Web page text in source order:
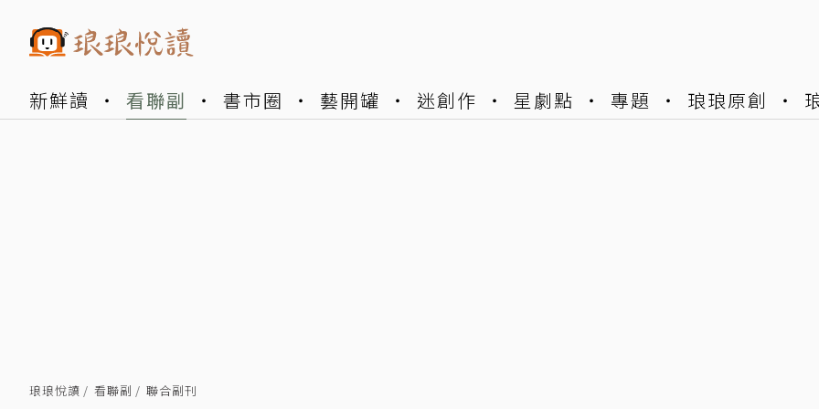
新鮮讀 看聯副 書市圈 藝開罐 迷創作 星劇點 專題 琅琅原創
琅琅悅讀 看聯副 聯合副刊